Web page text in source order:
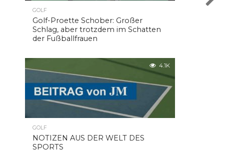
GOLF
Golf-Proette Schober: Großer
Schlag, aber trotzdem im Schatten
der Fußballfrauen
4.1K
GOLF
NOTIZEN AUS DER WELT DES
SPORTS